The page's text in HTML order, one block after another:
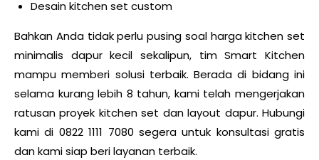
Desain kitchen set custom
Bahkan Anda tidak perlu pusing soal harga kitchen set
minimalis dapur kecil sekalipun, timSmart Kitchen
mampu memberi solusi terbaik. Berada di bidang ini
selama kurang lebih 8 tahun, kami telah mengerjakan
ratusan proyek kitchen set dan layout dapur. Hubungi
kami di 0822 1111 7080 segera untuk konsultasi gratis
dan kami siap beri layanan terbaik.